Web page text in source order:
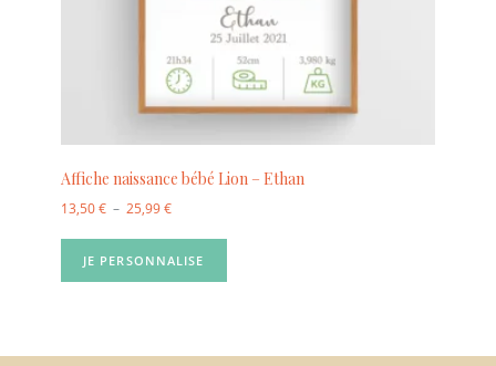
Affiche naissance bébé Lion – Ethan
13,50€ – 25,99€
JE PERSONNALISE